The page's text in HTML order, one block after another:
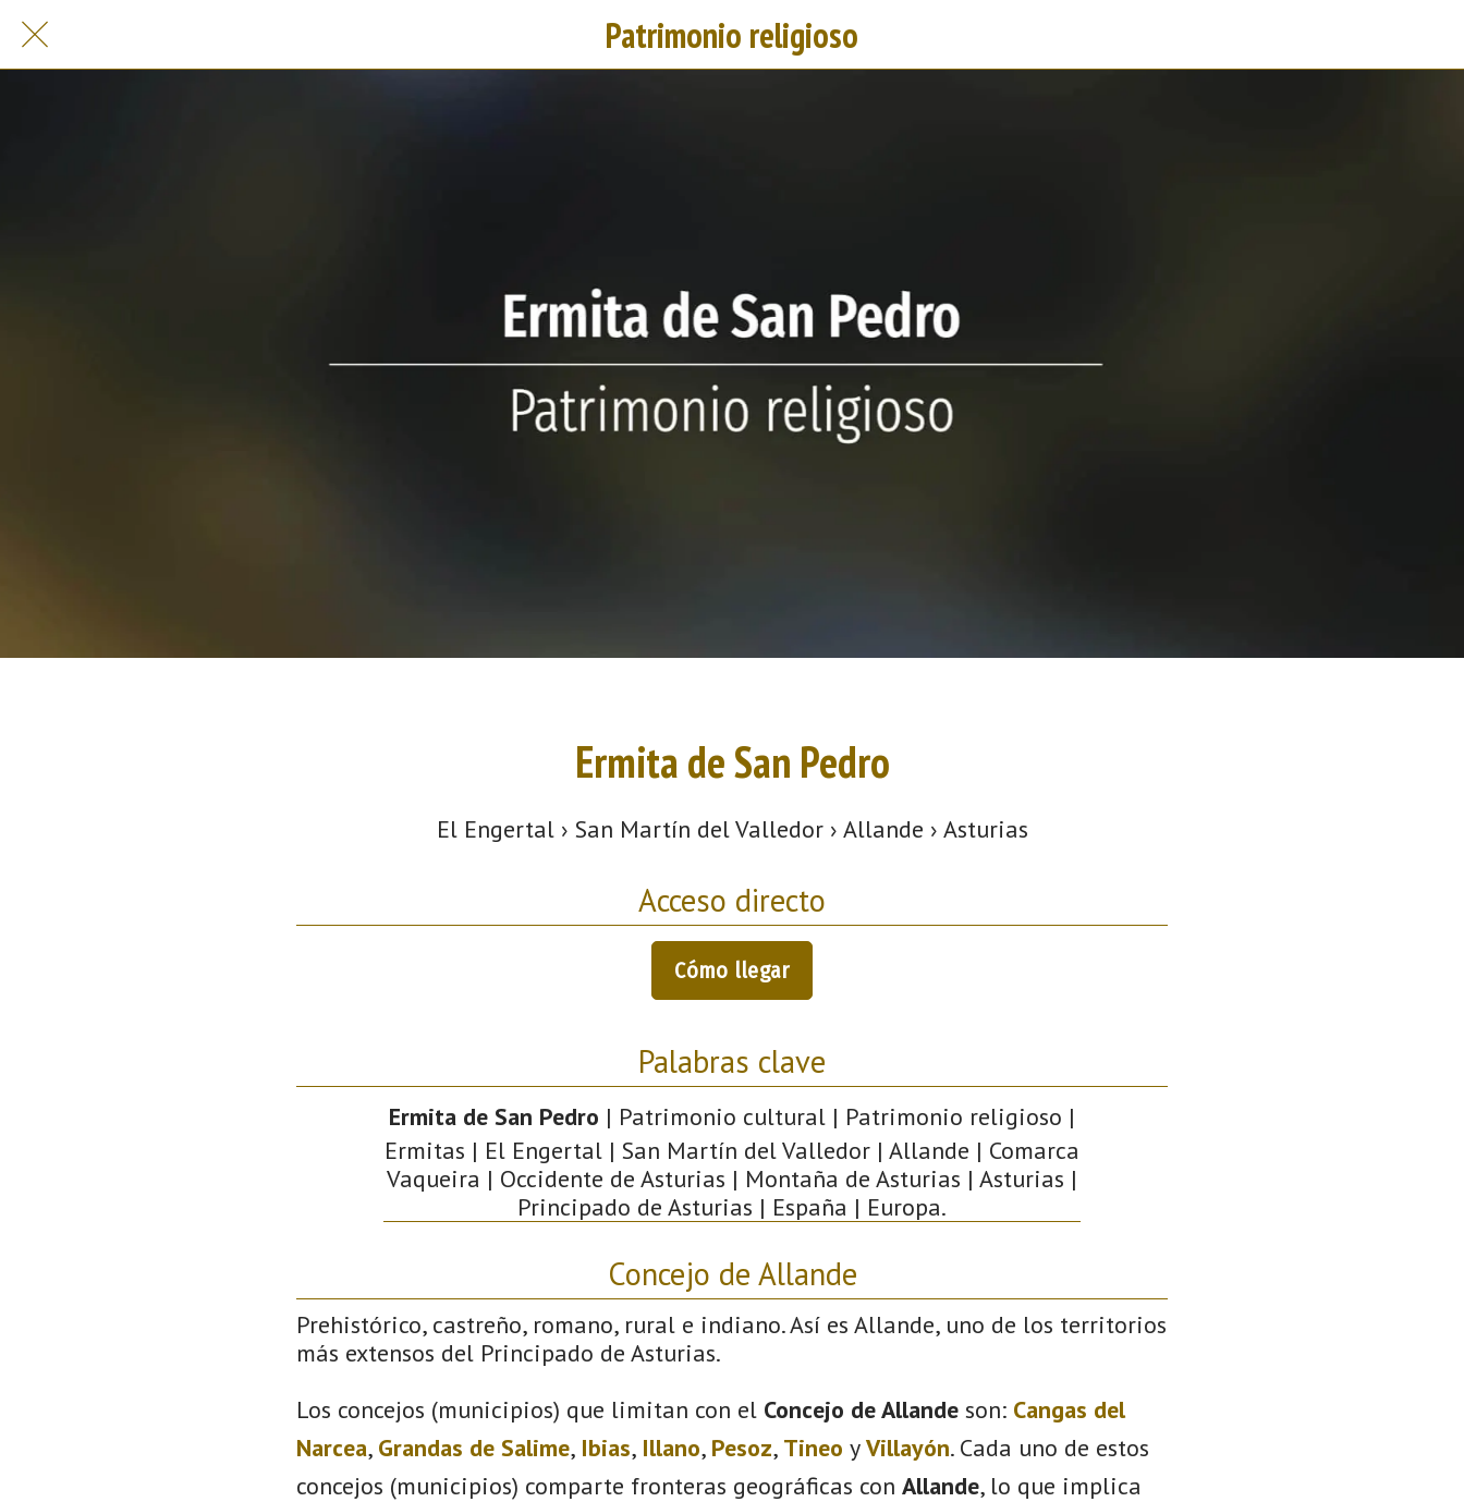
Patrimonio religioso
Ermita de San Pedro
El Engertal › San Martín del Valledor › Allande › Asturias
Acceso directo
Cómo llegar
Palabras clave
Ermita de San Pedro | Patrimonio cultural | Patrimonio religioso |
Ermitas | El Engertal | San Martín del Valledor | Allande | Comarca
Vaqueira | Occidente de Asturias | Montaña de Asturias | Asturias |
Principado de Asturias | España | Europa.
Concejo de Allande
Prehistórico, castreño, romano, rural e indiano. Así es Allande, uno de los territorios
más extensos del Principado de Asturias.
Los concejos (municipios) que limitan con el Concejo de Allande son: Cangas del
Narcea, Grandas de Salime, Ibias, Illano, Pesoz, Tineo yVillayón. Cada uno de estos
concejos (municipios) comparte fronteras geográficas con Allande, lo que implica